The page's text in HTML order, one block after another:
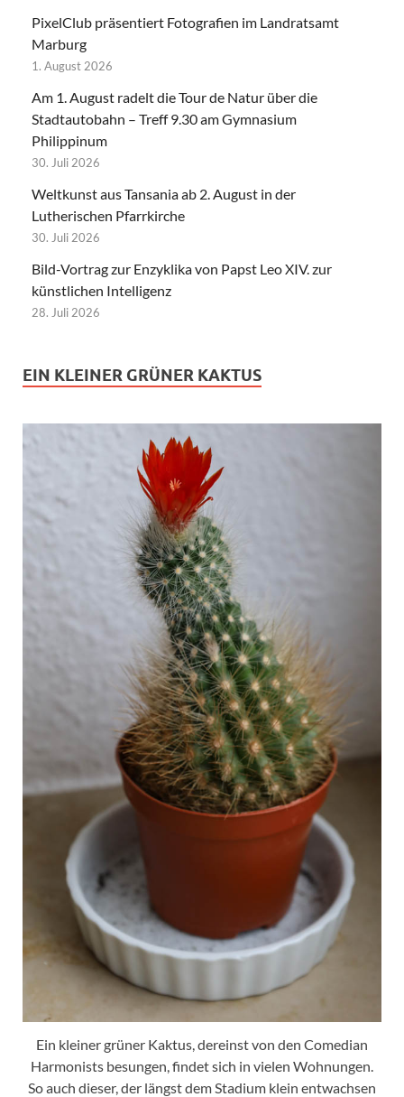
PixelClub präsentiert Fotografien im Landratsamt
Marburg
1. August 2026
Am 1. August radelt die Tour de Natur über die
Stadtautobahn – Treff 9.30 am Gymnasium
Philippinum
30. Juli 2026
Weltkunst aus Tansania ab 2. August in der
Lutherischen Pfarrkirche
30. Juli 2026
Bild-Vortrag zur Enzyklika von Papst Leo XIV. zur
künstlichen Intelligenz
28. Juli 2026
EIN KLEINER GRÜNER KAKTUS
Ein kleiner grüner Kaktus, dereinst von den Comedian
Harmonists besungen, findet sich in vielen Wohnungen.
So auch dieser, der längst dem Stadium klein entwachsen